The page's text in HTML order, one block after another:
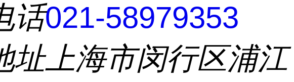
话021-58979353
址上海市闵行区浦江